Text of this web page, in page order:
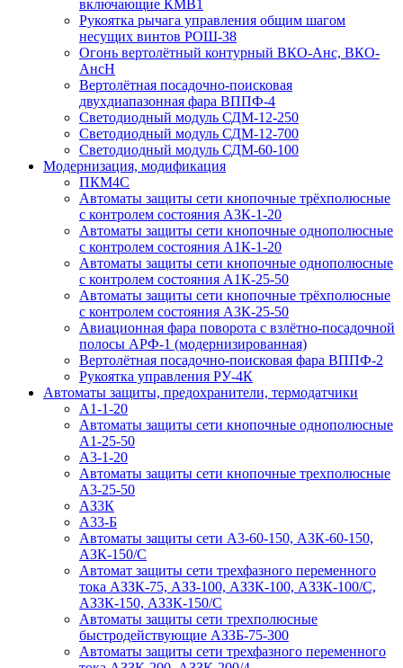
включающие КМВ1
Рукоятка рычага управления общим шагом
несущих винтов РОШ-38
Огонь вертолётный контурный ВКО-Анс, ВКО-
АнсН
Вертолётная посадочно-поисковая
двухдиапазонная фара ВППФ-4
Светодиодный модуль СДМ-12-250
Светодиодный модуль СДМ-12-700
Светодиодный модуль СДМ-60-100
Модернизация, модификация
ПКМ4С
Автоматы защиты сети кнопочные трёхполюсные
с контролем состояния А3К-1-20
Автоматы защиты сети кнопочные однополюсные
с контролем состояния А1К-1-20
Автоматы защиты сети кнопочные однополюсные
с контролем состояния А1К-25-50
Автоматы защиты сети кнопочные трёхполюсные
с контролем состояния А3К-25-50
Авиационная фара поворота с взлётно-посадочной
полосы АРФ-1 (модернизированная)
Вертолётная посадочно-поисковая фара ВППФ-2
Рукоятка управления РУ-4К
Автоматы защиты, предохранители, термодатчики
А1-1-20
Автоматы защиты сети кнопочные однополюсные
А1-25-50
А3-1-20
Автоматы защиты сети кнопочные трехполюсные
А3-25-50
АЗ3К
А33-Б
Автоматы защиты сети А3-60-150, АЗК-60-150,
АЗК-150/С
Автомат защиты сети трехфазного переменного
тока АЗЗК-75, АЗЗ-100, АЗЗК-100, АЗЗК-100/С,
АЗЗК-150, АЗЗК-150/С
Автоматы защиты сети трехполюсные
быстродействующие АЗЗБ-75-300
Автоматы защиты сети трехфазного переменного